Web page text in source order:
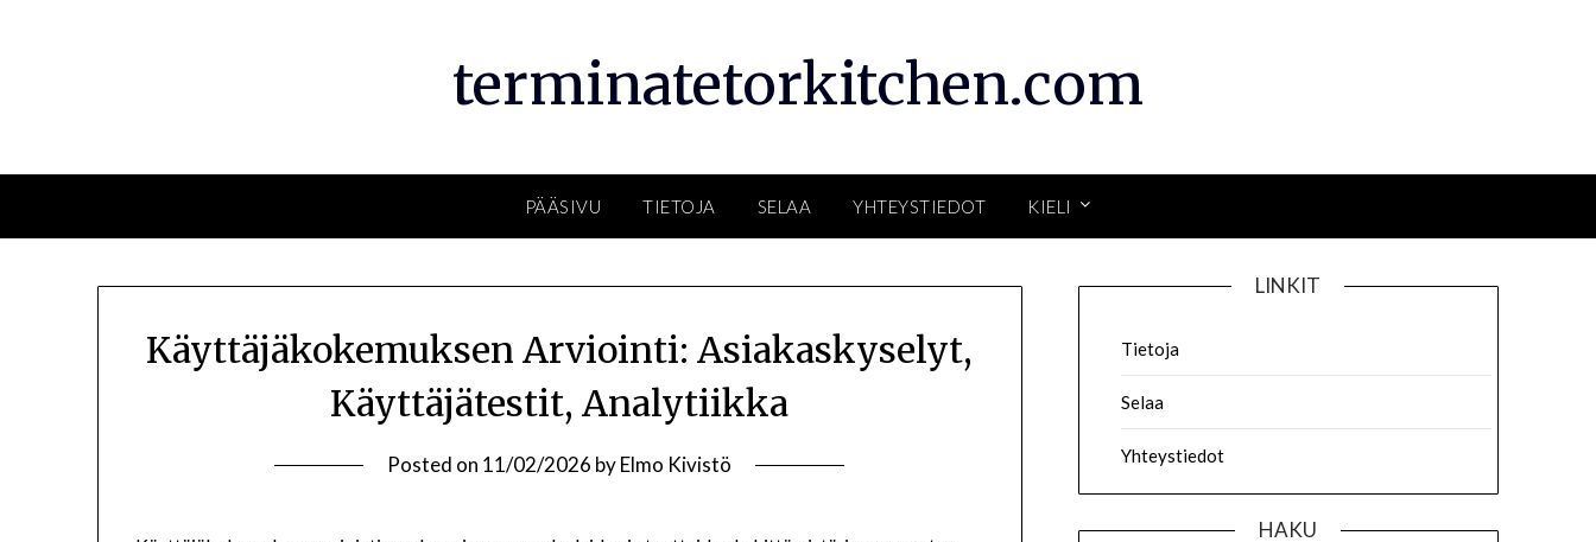
terminatetorkitchen.com
PÄÄSIVU TIETOJA SELAA YHTEYSTIEDOT KIELI
Käyttäjäkokemuksen Arviointi: Asiakaskyselyt,
Käyttäjätestit, Analytiikka
Posted on 11/02/2026 byElmo Kivistö
LINKIT
Tietoja
Selaa
Yhteystiedot
HAKU